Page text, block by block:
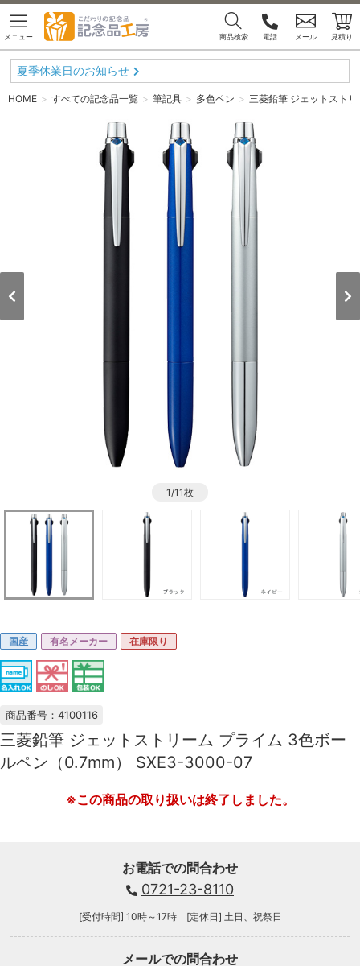
メニュー 商品検索 電話 メール 見積り
夏季休業日のお知らせ
HOME すべての記念品一覧 筆記具 多色ペン 三菱鉛筆 ジェットスト
1/11枚
国産 有名メーカー 在庫限り
商品番号：4100116
三菱鉛筆 ジェットストリーム プライム 3色ボー
ルペン（0.7mm） SXE3-3000-07
※この商品の取り扱いは終了しました。
お電話での問合わせ
0721-23-8110
[受付時間] 10時～17時 [定休日] 土日、祝祭日
メールでの問合わせ